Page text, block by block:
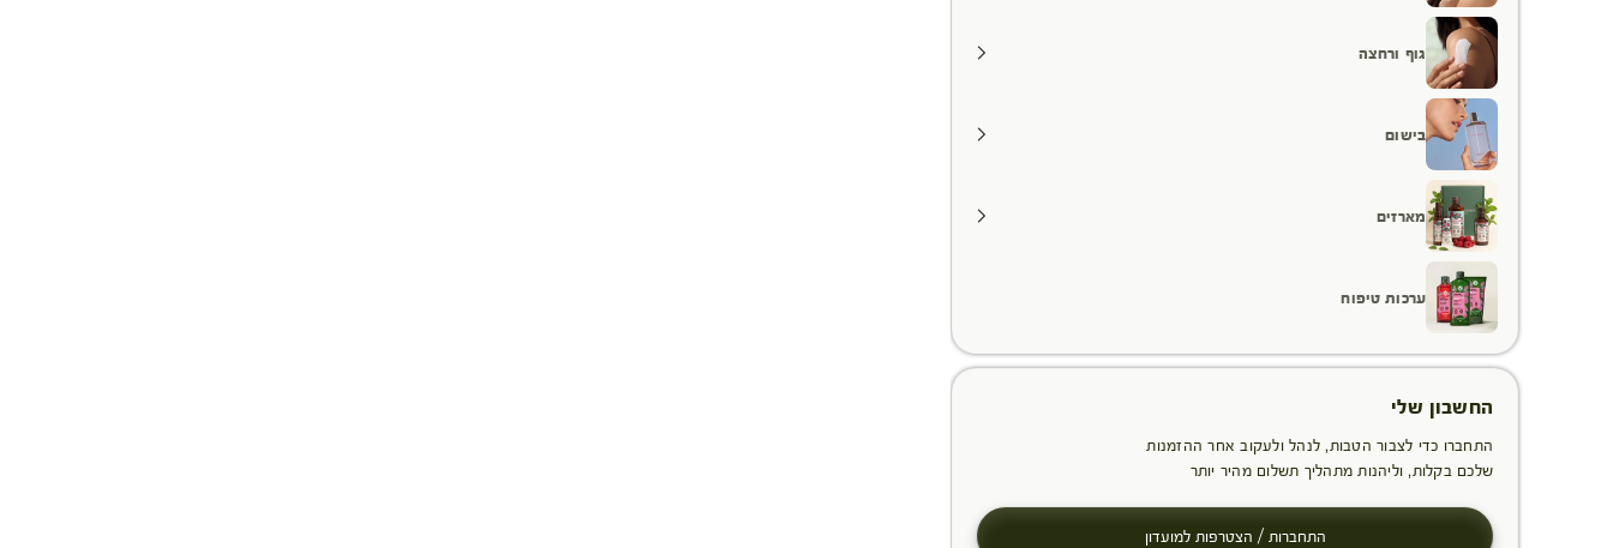
גוף ורחצה
בישום
מארזים
ערכות טיפוח
החשבון שלי
התחברו כדי לצבור הטבות, לנהל ולעקוב אחר ההזמנות
שלכם בקלות, וליהנות מתהליך תשלום מהיר יותר
התחברות / הצטרפות למועדון